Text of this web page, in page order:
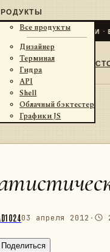
· БИРЖИ ·
Все продукты
Дизайнер
Терминал
Гидра
API
Shell
Облачный бэктестер
Графики JS
03 апреля 2012 ·
Поделиться